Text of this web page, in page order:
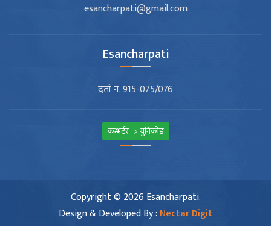
esancharpati@gmail.com
Esancharpati
दर्ता न. 915-075/076
कन्भर्टर -> युनिकोड
Copyright © 2026 Esancharpati.
Design & Developed By : Nectar Digit